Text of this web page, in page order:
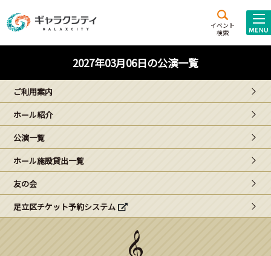
イベント
検索
施設案内
西新井
文化ホール
ギャラクシティとは
こどもみーてぃんぐ
Gがくえん
ブランドからのお知らせ
2027年03月06日の公演一覧
ご利用案内
ホール紹介
公演一覧
ホール施設貸出一覧
友の会
足立区チケット予約システム